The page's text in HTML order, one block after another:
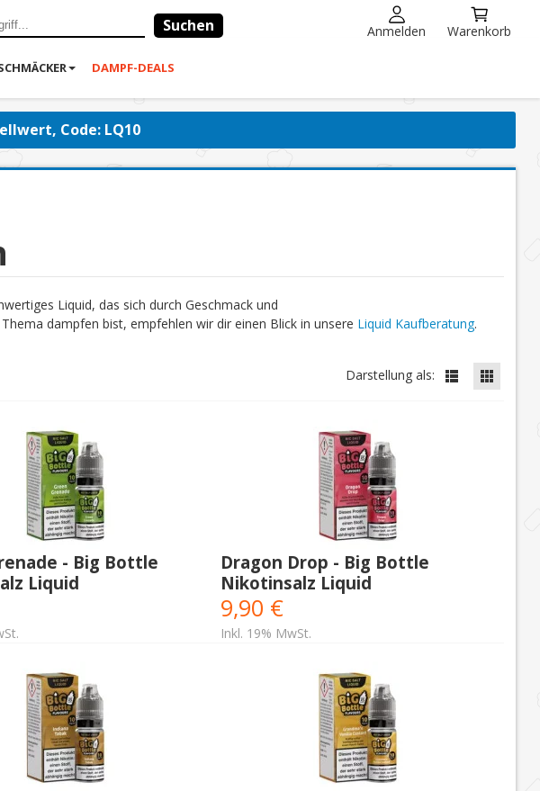
Suchen Anmelden Warenkorb
DAMPF-DEALS
Code: LQ10
Liquid, das sich durch Geschmack und
dampfen bist, empfehlen wir dir einen Blick in unsere Liquid Kaufberatung.
Darstellung als:
- Big Bottle
Liquid
Dragon Drop - Big Bottle
Nikotinsalz Liquid
9,90 €
Inkl. 19% MwSt.